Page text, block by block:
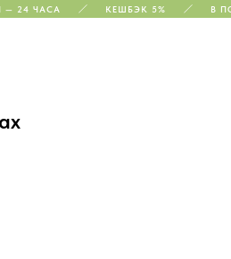
24 ЧАСА КЕШБЭК 5% В